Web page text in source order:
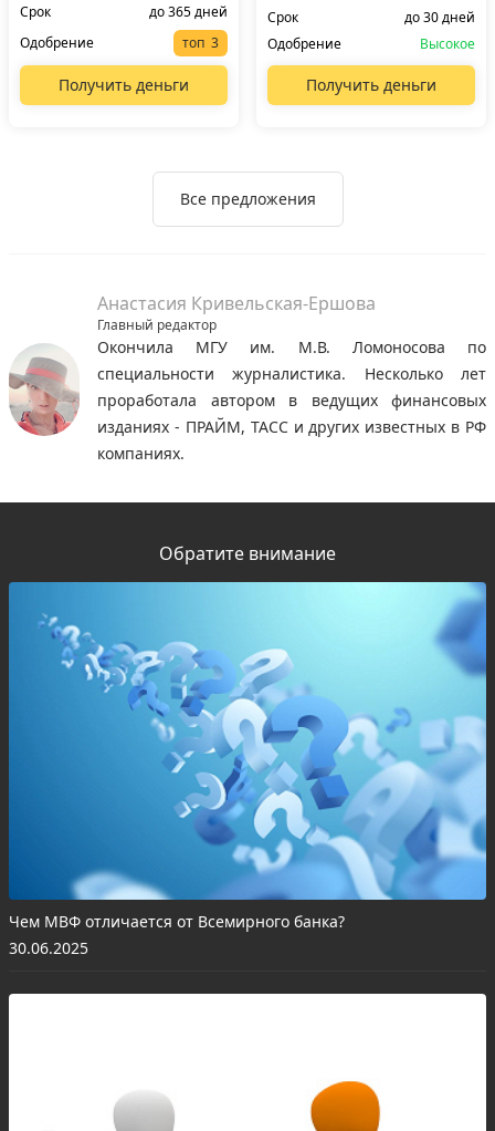
Срок
до 365 дней
Одобрение
топ
Получить деньги
Срок
до 30 дней
Одобрение
Высокое
Получить деньги
Все предложения
Анастасия Кривельская-Ершова
Главный редактор
Окончила МГУ им. М.В. Ломоносова по
специальности журналистика. Несколько лет
проработала автором в ведущих финансовых
изданиях - ПРАЙМ, ТАСС и других известных в РФ
компаниях.
Обратите внимание
Чем МВФ отличается от Всемирного банка?
30.06.2025